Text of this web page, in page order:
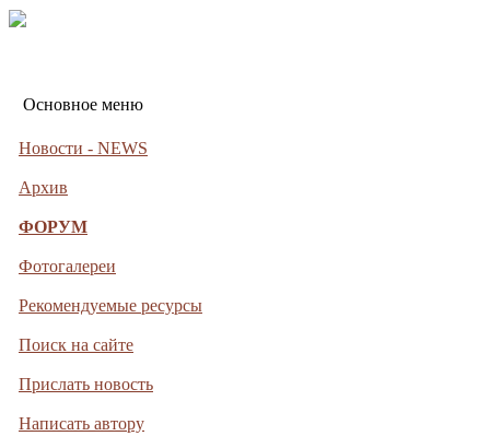
Основное меню
Новости - NEWS
Архив
ФОРУМ
Фотогалереи
Рекомендуемые ресурсы
Поиск на сайте
Прислать новость
Написать автору